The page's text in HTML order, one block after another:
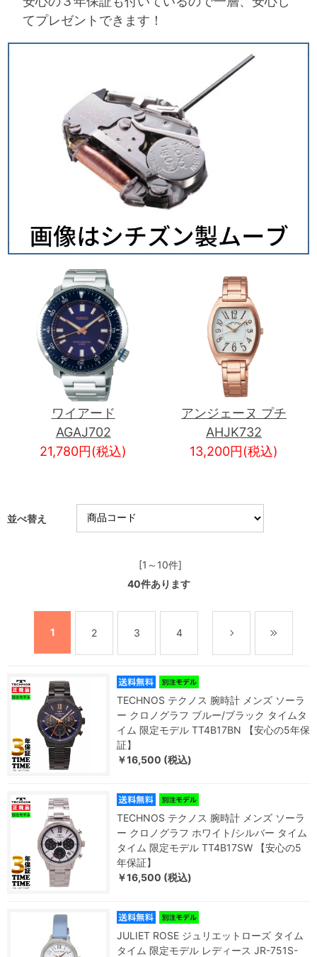
てプレゼントできます！
ワイアード
AGAJ702
21,780円(税込)
アンジェーヌ プチ
AHJK732
13,200円(税込)
並べ替え
[1～10件]
40件あります
1 2 3 4
TECHNOS テクノス 腕時計 メンズ ソーラ
ー クロノグラフ ブルー/ブラック タイムタ
イム 限定モデル TT4B17BN 【安心の5年保
証】
￥16,500 (税込)
TECHNOS テクノス 腕時計 メンズ ソーラ
ー クロノグラフ ホワイト/シルバー タイム
タイム 限定モデル TT4B17SW 【安心の5
年保証】
￥16,500 (税込)
JULIET ROSE ジュリエットローズ タイム
タイム 限定モデル レディース JR-751S-